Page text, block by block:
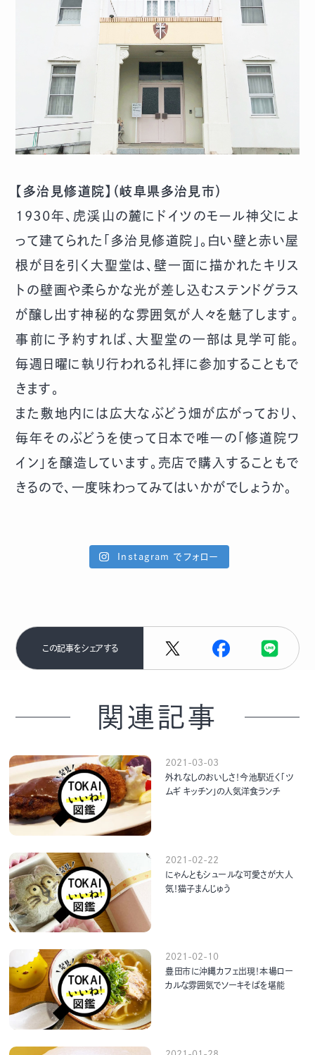
【多治見修道院】（岐阜県多治見市）
1930年、虎渓山の麓にドイツのモール神父によ
って建てられた「多治見修道院」。白い壁と赤い屋
根が目を引く大聖堂は、壁一面に描かれたキリス
トの壁画や柔らかな光が差し込むステンドグラス
が醸し出す神秘的な雰囲気が人々を魅了します。
事前に予約すれば、大聖堂の一部は見学可能。
毎週日曜に執り行われる礼拝に参加することもで
きます。
また敷地内には広大なぶどう畑が広がっており、
毎年そのぶどうを使って日本で唯一の「修道院ワ
イン」を醸造しています。売店で購入することもで
きるので、一度味わってみてはいかがでしょうか。
Instagram でフォロー
この記事をシェアする
関連記事
2021-03-03
外れなしのおいしさ！今池駅近く「ツ
ムギ キッチン」の人気洋食ランチ
2021-02-22
にゃんともシュールな可愛さが大人
気！猫子まんじゅう
2021-02-10
豊田市に沖縄カフェ出現！本場ロー
カルな雰囲気でソーキそばを堪能